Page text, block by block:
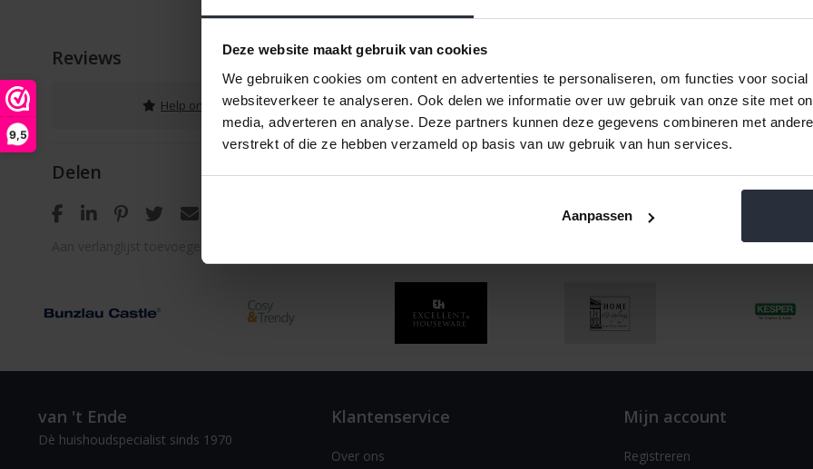
Deze website maakt gebruik van cookies
We gebruiken cookies om content en advertenties te personaliseren, om functies voor social
websiteverkeer te analyseren. Ook delen we informatie over uw gebruik van onze site met
media, adverteren en analyse. Deze partners kunnen deze gegevens combineren met
verstrekt of die ze hebben verzameld op basis van uw gebruik van hun services.
Aanpassen
9,5
Reviews
Help ons en andere klanten door het schrijven van een review
Delen
Afdekdopjes set/3
Klik hier voor de volledige
Afmeting afdekdopjes
van 't Ende
Dè huishoudspecialist sinds 1970
Klantenservice
Over ons
Mijn account
Registreren